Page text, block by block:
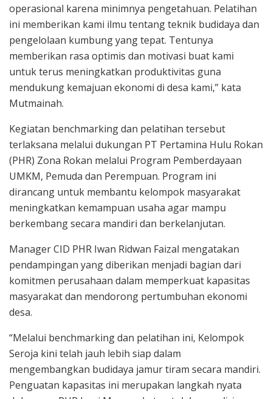
operasional karena minimnya pengetahuan. Pelatihan
ini memberikan kami ilmu tentang teknik budidaya dan
pengelolaan kumbung yang tepat. Tentunya
memberikan rasa optimis dan motivasi buat kami
untuk terus meningkatkan produktivitas guna
mendukung kemajuan ekonomi di desa kami,” kata
Mutmainah.
Kegiatan benchmarking dan pelatihan tersebut
terlaksana melalui dukungan PT Pertamina Hulu Rokan
(PHR) Zona Rokan melalui Program Pemberdayaan
UMKM, Pemuda dan Perempuan. Program ini
dirancang untuk membantu kelompok masyarakat
meningkatkan kemampuan usaha agar mampu
berkembang secara mandiri dan berkelanjutan.
Manager CID PHR Iwan Ridwan Faizal mengatakan
pendampingan yang diberikan menjadi bagian dari
komitmen perusahaan dalam memperkuat kapasitas
masyarakat dan mendorong pertumbuhan ekonomi
desa.
“Melalui benchmarking dan pelatihan ini, Kelompok
Seroja kini telah jauh lebih siap dalam
mengembangkan budidaya jamur tiram secara mandiri.
Penguatan kapasitas ini merupakan langkah nyata